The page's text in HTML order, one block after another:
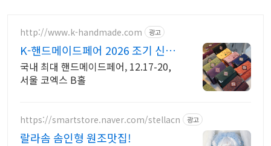
http://www.k-handmade.com 광고
K-핸드메이드페어 2026 조기 신청
기간 참가비 할인
국내 최대 핸드메이드페어, 12.17-20,
서울 코엑스 B홀
https://smartstore.naver.com/stellacn 광고
랄라솜 솜인형 원조맛집!